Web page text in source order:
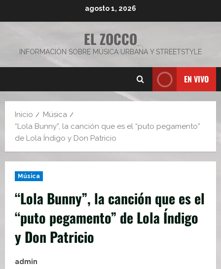
agosto 1, 2026
EL ZOCCO
INFORMACIÓN SOBRE MÚSICA URBANA Y STREETSTYLE
EN VIVO
Inicio
Música
“Lola Bunny”, la canción que es el “puto pegamento”
de Lola Índigo y Don Patricio
Música
“Lola Bunny”, la canción que es el
“puto pegamento” de Lola Índigo
y Don Patricio
admin